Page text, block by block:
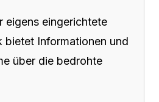
eigens eingerichtete
bietet Informationen und
über die bedrohte